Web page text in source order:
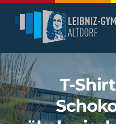
Inhalt
T-